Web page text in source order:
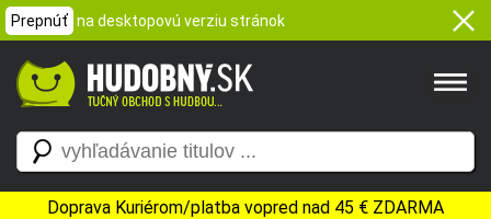
Prepnúť na desktopovú verziu stránok
Doprava Kuriérom/platba vopred nad 45 € ZDARMA